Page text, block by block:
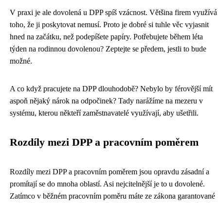
V praxi je ale dovolená u DPP spíš vzácnost. Většina firem využívá
toho, že ji poskytovat nemusí. Proto je dobré si tuhle věc vyjasnit
hned na začátku, než podepíšete papíry. Potřebujete během léta
týden na rodinnou dovolenou? Zeptejte se předem, jestli to bude
možné.
A co když pracujete na DPP dlouhodobě? Nebylo by férovější mít
aspoň nějaký nárok na odpočinek? Tady narážíme na mezeru v
systému, kterou někteří zaměstnavatelé využívají, aby ušetřili.
Rozdíly mezi DPP a pracovním poměrem
Rozdíly mezi DPP a pracovním poměrem jsou opravdu zásadní a
promítají se do mnoha oblastí. Asi nejcitelnější je to u dovolené.
Zatímco v běžném pracovním poměru máte ze zákona garantované